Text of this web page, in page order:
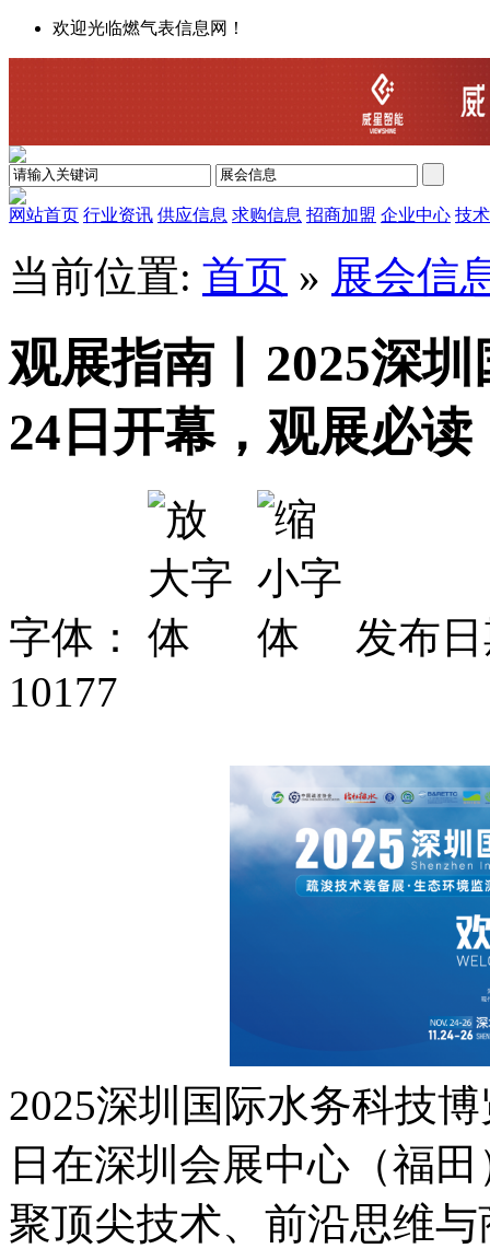
欢迎光临燃气表信息网！
网站首页 行业资讯 供应信息 求购信息 招商加盟 企业中心 技
当前位置: 首页 » 展会信
观展指南丨2025深
24日开幕，观展必读
字体：
发布
10177
2025深圳国际水务科技
日在深圳会展中心（福
聚顶尖技术、前沿思维